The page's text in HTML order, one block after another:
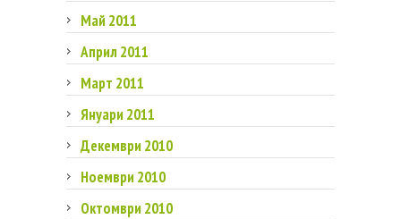
Май 2011
Април 2011
Март 2011
Януари 2011
Декември 2010
Ноември 2010
Октомври 2010